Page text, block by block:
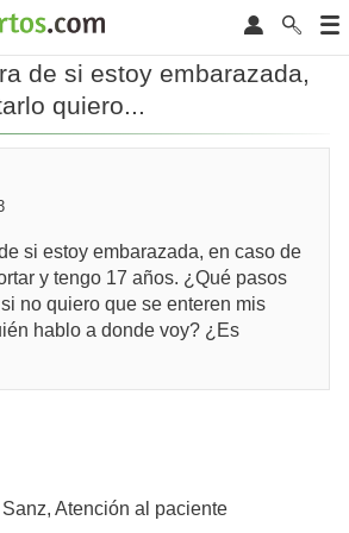
de si estoy embarazada,
quiero...
si estoy embarazada, en caso de
y tengo 17 años. ¿Qué pasos
no quiero que se enteren mis
hablo a donde voy? ¿Es
Atención al paciente